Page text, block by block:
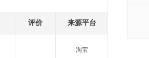
评价 来源平台
淘宝